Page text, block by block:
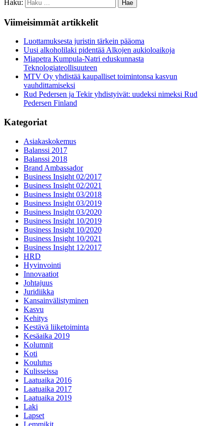
Haku:
Viimeisimmät artikkelit
Luottamuksesta juristin tärkein pääoma
Uusi alkoholilaki pidentää Alkojen aukioloaikoja
Miapetra Kumpula-Natri eduskunnasta
Teknologiateollisuuteen
MTV Oy yhdistää kaupalliset toimintonsa kasvun
vauhdittamiseksi
Rud Pedersen ja Tekir yhdistyivät: uudeksi nimeksi Rud
Pedersen Finland
Kategoriat
Asiakaskokemus
Balanssi 2017
Balanssi 2018
Brand Ambassador
Business Insight 02/2017
Business Insight 02/2021
Business Insight 03/2018
Business Insight 03/2019
Business Insight 03/2020
Business Insight 10/2019
Business Insight 10/2020
Business Insight 10/2021
Business Insight 12/2017
HRD
Hyvinvointi
Innovaatiot
Johtajuus
Juridiikka
Kansainvälistyminen
Kasvu
Kehitys
Kestävä liiketoiminta
Kesäaika 2019
Kolumnit
Koti
Koulutus
Kulisseissa
Laatuaika 2016
Laatuaika 2017
Laatuaika 2019
Laki
Lapset
Lemmikit